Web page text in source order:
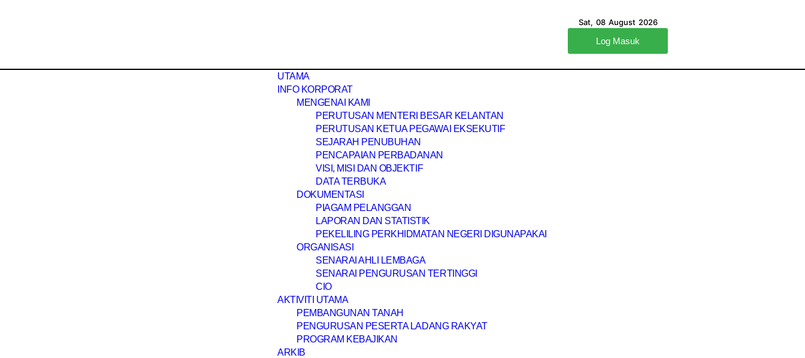
Log Masuk
Sat, 08 August 2026
UTAMA
INFO KORPORAT
MENGENAI KAMI
PERUTUSAN MENTERI BESAR KELANTAN
PERUTUSAN KETUA PEGAWAI EKSEKUTIF
SEJARAH PENUBUHAN
PENCAPAIAN PERBADANAN
VISI, MISI DAN OBJEKTIF
DATA TERBUKA
DOKUMENTASI
PIAGAM PELANGGAN
LAPORAN DAN STATISTIK
PEKELILING PERKHIDMATAN NEGERI DIGUNAPAKAI
ORGANISASI
SENARAI AHLI LEMBAGA
SENARAI PENGURUSAN TERTINGGI
CIO
AKTIVITI UTAMA
PEMBANGUNAN TANAH
PENGURUSAN PESERTA LADANG RAKYAT
PROGRAM KEBAJIKAN
ARKIB